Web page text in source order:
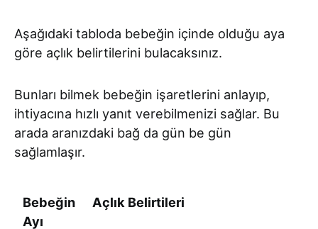
Aşağıdaki tabloda bebeğin içinde olduğu aya
göre açlık belirtilerini bulacaksınız.
Bunları bilmek bebeğin işaretlerini anlayıp,
ihtiyacına hızlı yanıt verebilmenizi sağlar. Bu
arada aranızdaki bağ da gün be gün
sağlamlaşır.
Bebeğin
Ayı
Açlık Belirtileri